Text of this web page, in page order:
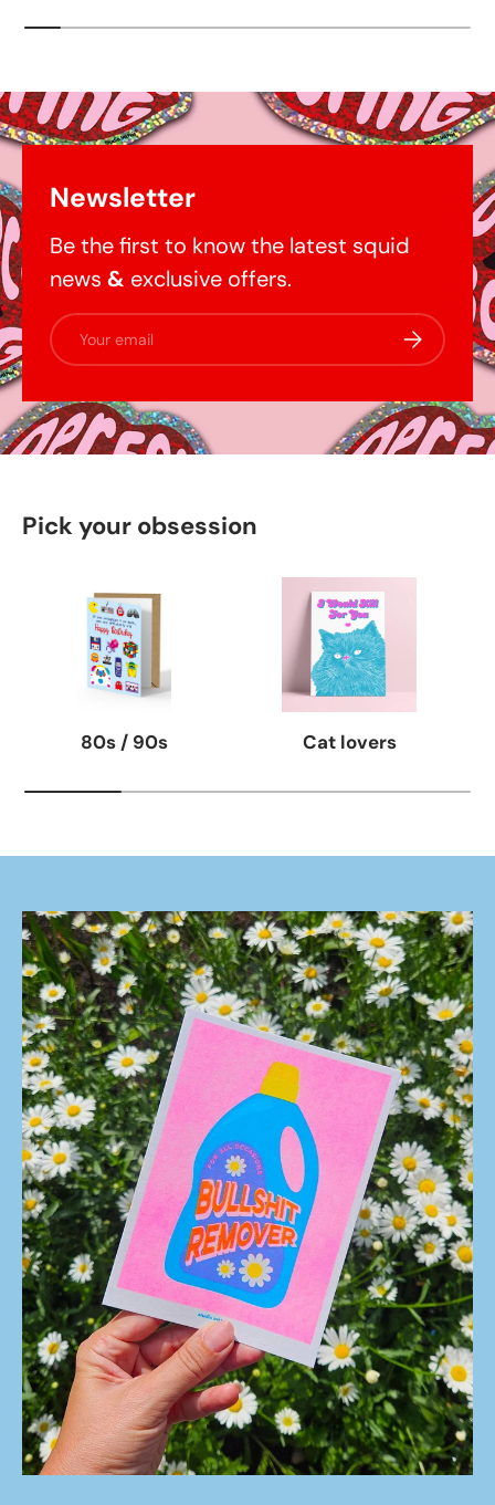
Newsletter
Be the first to know the latest squid
news & exclusive offers.
Email Subscribe
Pick your obsession
80s / 90s Cat lovers